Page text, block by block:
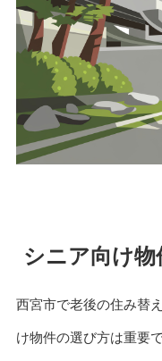
シニア向け
西宮市で老後の住み替
け物件の選び方は重要